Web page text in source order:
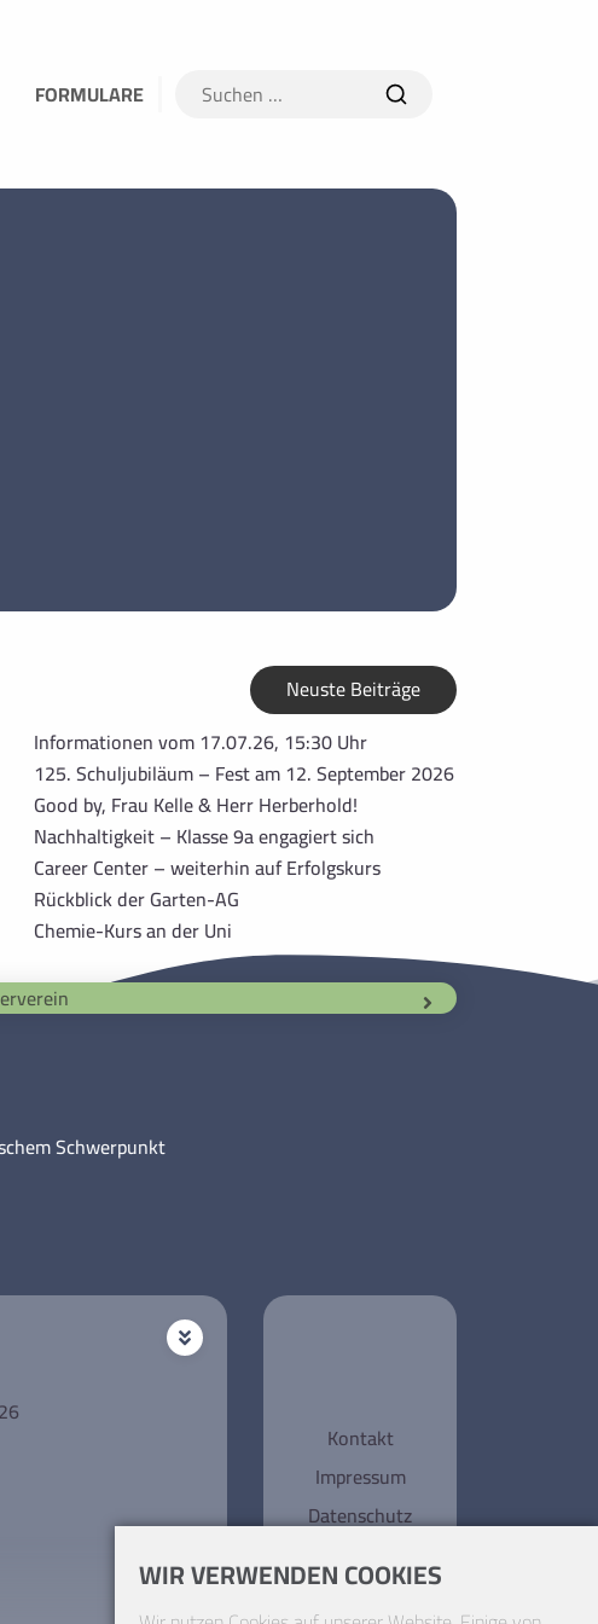
FORMULARE Suchen
nach:
Neuste Beiträge
Informationen vom 17.07.26, 15:30 Uhr
125. Schuljubiläum – Fest am 12. September 2026
Good by, Frau Kelle & Herr Herberhold!
Nachhaltigkeit – Klasse 9a engagiert sich
Career Center – weiterhin auf Erfolgskurs
Rückblick der Garten-AG
Chemie-Kurs an der Uni
Schwerpunkt
Kontakt
Impressum
Datenschutz
WIR VERWENDEN COOKIES